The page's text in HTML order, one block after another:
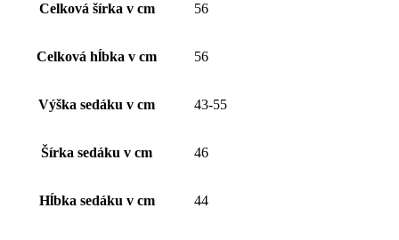
Celková šírka v cm 56
Celková hĺbka v cm 56
Výška sedáku v cm 43-55
Šírka sedáku v cm 46
Hĺbka sedáku v cm 44